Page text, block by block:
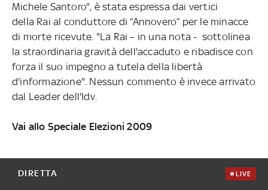
Michele Santoro", è stata espressa dai vertici
della Rai al conduttore di “Annovero” per le minacce
di morte ricevute. "La Rai – in una nota - sottolinea
la straordinaria gravità dell'accaduto e ribadisce con
forza il suo impegno a tutela della libertà
d'informazione". Nessun commento è invece arrivato
dal Leader dell'Idv.
Vai allo Speciale Elezioni 2009
DIRETTA LIVE